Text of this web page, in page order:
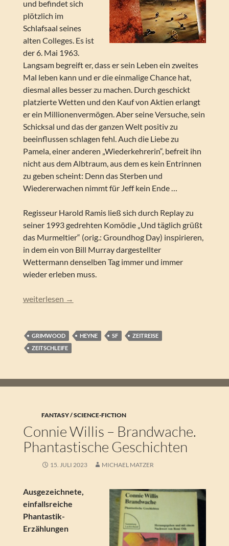
und befindet sich
plötzlich im
Schlafsaal seines
alten Colleges. Es ist
der 6. Mai 1963.
Langsam begreift er, dass er sein Leben ein zweites
Mal leben kann und er die einmalige Chance hat,
diesmal alles besser zu machen. Durch geschickt
platzierte Wetten und den Kauf von Aktien erlangt
er ein Millionenvermögen. Aber seine Versuche, sein
Schicksal und das der ganzen Welt positiv zu
beeinflussen schlagen fehl. Auch die Liebe zu
Pamela, einer anderen „Wiederkehrerin“, befreit ihn
nicht aus dem Albtraum, aus dem es kein Entrinnen
zu geben scheint: Denn das Sterben und
Wiedererwachen nimmt für Jeff kein Ende …
Regisseur Harold Ramis ließ sich durch Replay zu
seiner 1993 gedrehten Komödie „Und täglich grüßt
das Murmeltier“ (orig.: Groundhog Day) inspirieren,
in dem ein von Bill Murray dargestellter
Wettermann denselben Tag immer und immer
wieder erleben muss.
Ken Grimwood – Replay. Das zweite Spiel
weiterlesen →
GRIMWOOD HEYNE SF
ZEITREISE
ZEITSCHLEIFE
FANTASY / SCIENCE-FICTION
Connie Willis – Brandwache.
Phantastische Geschichten
15. JULI 2023 MICHAEL MATZER
Ausgezeichnete,
einfallsreiche
Phantastik-
Erzählungen